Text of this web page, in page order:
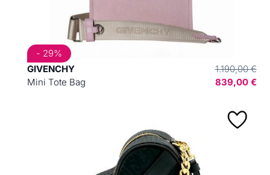
GIVENCHY
Mini Tote Bag
1.190,00 €
839,00 €
- 29%